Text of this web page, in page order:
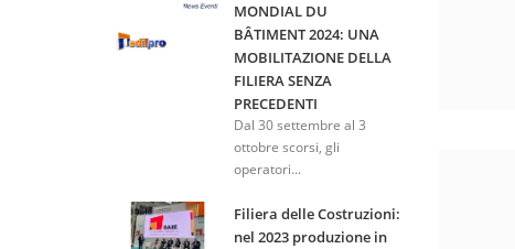
MONDIAL DU
BÂTIMENT 2024: UNA
MOBILITAZIONE DELLA
FILIERA SENZA
PRECEDENTI
Dal 30 settembre al 3
ottobre scorsi, gli
operatori...
Filiera delle Costruzioni:
nel 2023 produzione in